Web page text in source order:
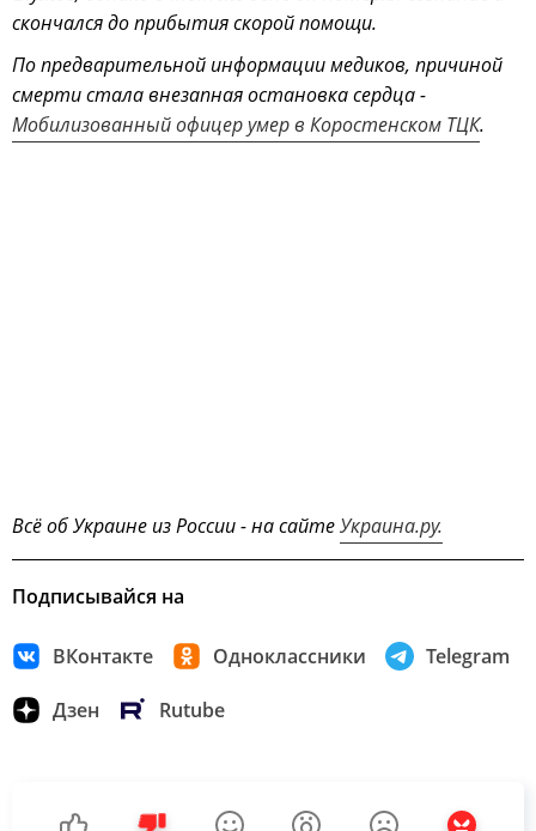
скончался до прибытия скорой помощи.
По предварительной информации медиков, причиной
смерти стала внезапная остановка сердца -
Мобилизованный офицер умер в Коростенском ТЦК.
Всё об Украине из России - на сайтеУкраина.ру.
Подписывайся на
ВКонтакте Одноклассники Telegram
Дзен Rutube